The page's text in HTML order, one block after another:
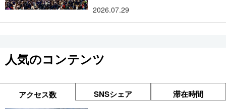
2026.07.29
人気のコンテンツ
アクセス数 SNSシェア 滞在時間